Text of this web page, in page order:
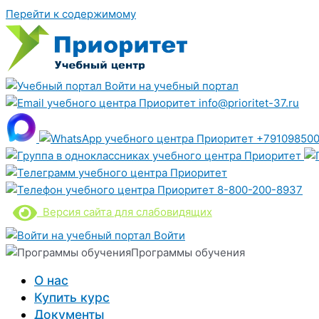
Перейти к содержимому
Войти на учебный портал
info@prioritet-37.ru
8-800-200-8937
Версия сайта для слабовидящих
Войти
Программы обучения
О нас
Купить курс
Документы